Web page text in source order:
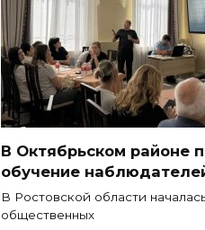
В Октябрьском районе
обучение
В Ростовской области
общественных